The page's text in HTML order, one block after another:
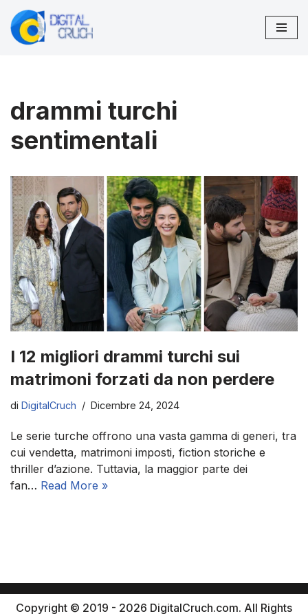
Vai
drammi turchi
sentimentali
I 12 migliori drammi turchi sui
matrimoni forzati da non perdere
di DigitalCruch Dicembre 24, 2024
Le serie turche offrono una vasta gamma di generi, tra
cui vendetta, matrimoni imposti, fiction storiche e
thriller d’azione. Tuttavia, la maggior parte dei
fan… Read More »
Copyright © 2019 - 2026 DigitalCruch.com. All Rights